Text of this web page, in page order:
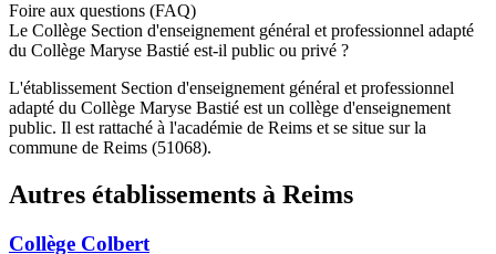
Foire aux questions (FAQ)
Le Collège Section d'enseignement général et professionnel adapté
du Collège Maryse Bastié est-il public ou privé ?
L'établissement Section d'enseignement général et professionnel
adapté du Collège Maryse Bastié est un collège d'enseignement
public. Il est rattaché à l'académie de Reims et se situe sur la
commune de Reims (51068).
Autres établissements à Reims
Collège Colbert